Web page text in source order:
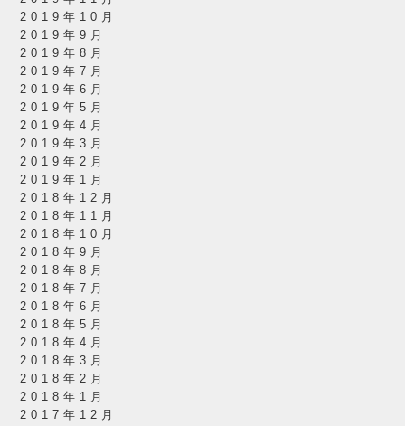
2019年10月
2019年9月
2019年8月
2019年7月
2019年6月
2019年5月
2019年4月
2019年3月
2019年2月
2019年1月
2018年12月
2018年11月
2018年10月
2018年9月
2018年8月
2018年7月
2018年6月
2018年5月
2018年4月
2018年3月
2018年2月
2018年1月
2017年12月